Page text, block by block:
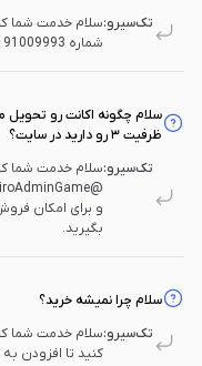
تک‌سیرو:سلام خدمت شما
شماره 02191009993 تماس بگیرید.
سلام چگونه اکانت رو
ظرفیت ۳ رو دارید در سایت؟
تک‌سیرو:سلام خدمت شما
بگیرید.
سلام چرا نمیشه خرید؟
تک‌سیرو:سلام خدمت شما
کنید تا افزودن